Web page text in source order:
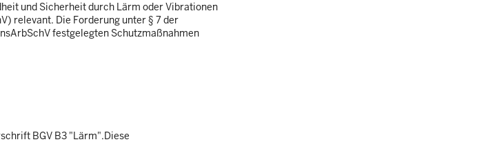
und Sicherheit durch Lärm oder Vibrationen
relevant. Die Forderung unter § 7 der
festgelegten Schutzmaßnahmen
BGV B3 "Lärm".Diese